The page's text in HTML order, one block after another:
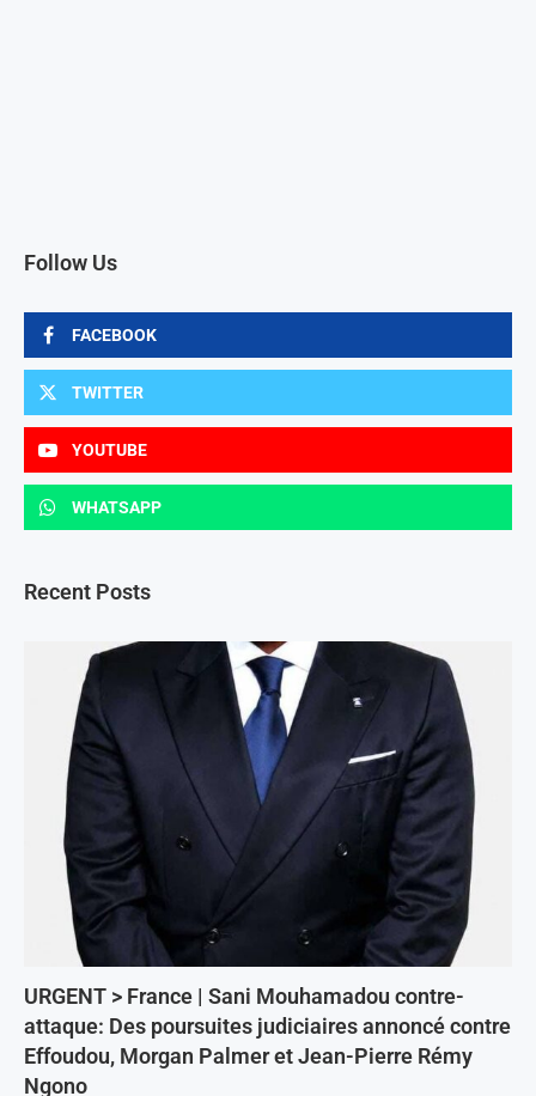
Follow Us
FACEBOOK
TWITTER
YOUTUBE
WHATSAPP
Recent Posts
URGENT > France | Sani Mouhamadou contre-
attaque: Des poursuites judiciaires annoncé contre
Effoudou, Morgan Palmer et Jean-Pierre Rémy
Ngono